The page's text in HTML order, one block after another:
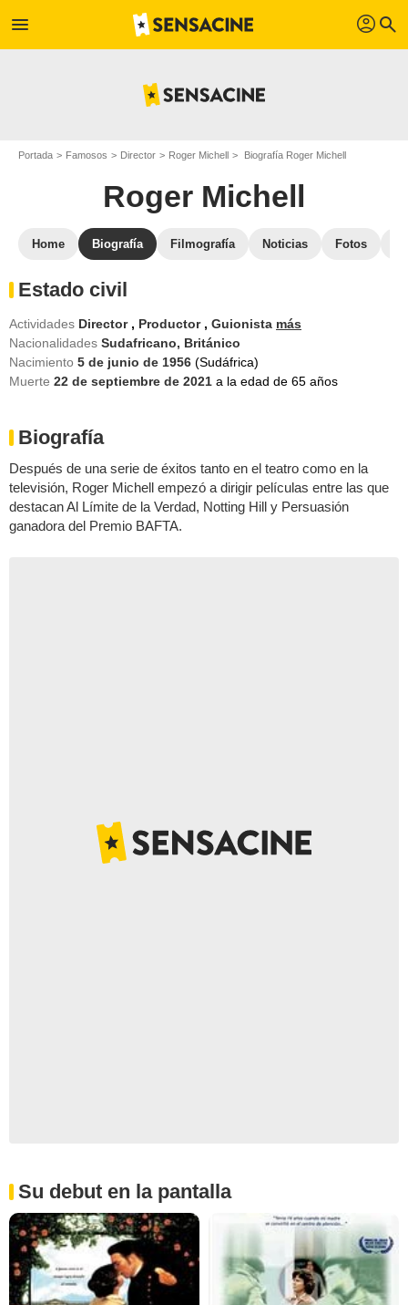
menu profil search
Portada Famosos Director Roger Michell Biografía Roger Michell
Roger Michell
Home Biografía Filmografía Noticias Fotos
Estado civil
Actividades Director , Productor , Guionista más
Nacionalidades Sudafricano, Británico
Nacimiento 5 de junio de 1956 (Sudáfrica)
Muerte 22 de septiembre de 2021 a la edad de 65 años
Biografía
Después de una serie de éxitos tanto en el teatro como en la
televisión, Roger Michell empezó a dirigir películas entre las que
destacan Al Límite de la Verdad, Notting Hill y Persuasión
ganadora del Premio BAFTA.
Su debut en la pantalla